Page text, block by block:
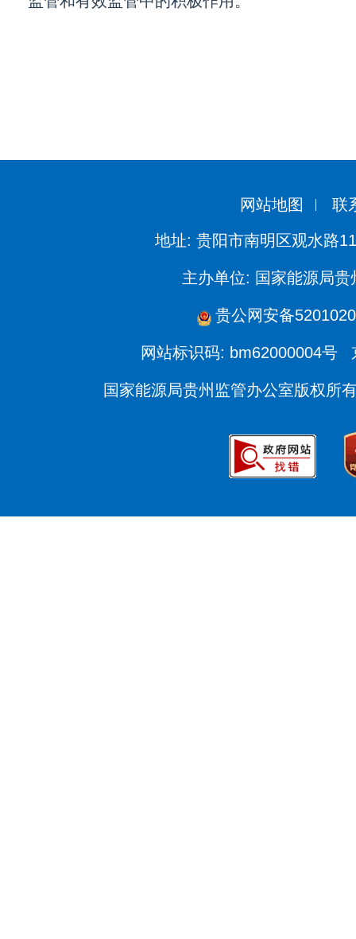
网站地图 联
地址: 贵阳市南明区观水路
主办单位: 国家能源局贵
贵公网安备
网站标识码: bm62000004号
国家能源局贵州监管办公室版权所